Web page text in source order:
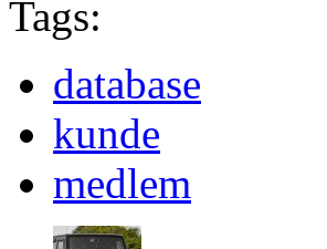
Tags:
database
kunde
medlem